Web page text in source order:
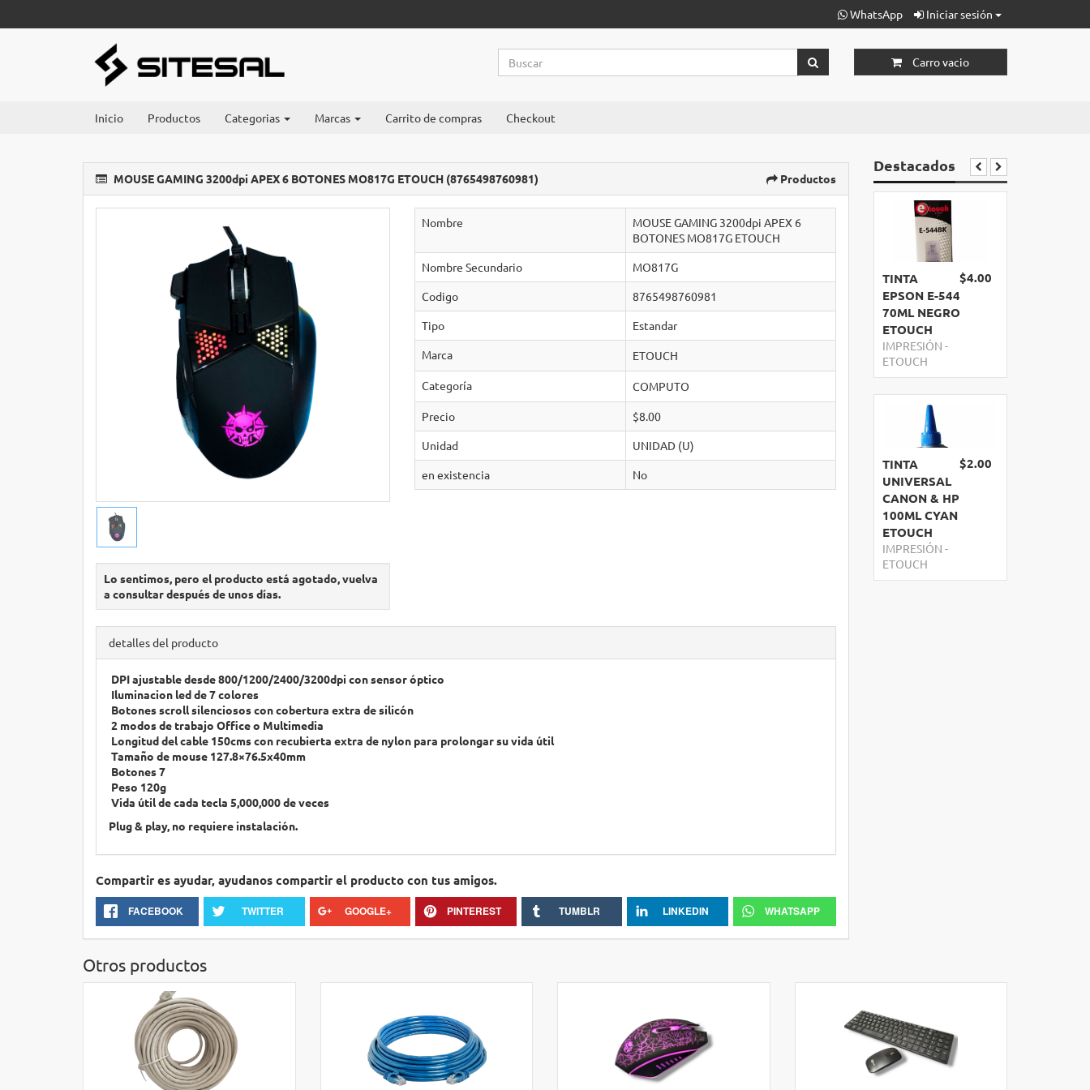
WhatsApp Iniciar sesión
Carro vacio
Inicio Productos Categorias Marcas Carrito de compras Checkout
MOUSE GAMING 3200dpi APEX 6 BOTONES MO817G ETOUCH (8765498760981) Productos
Lo sentimos, pero el producto está agotado, vuelva
a consultar después de unos días.
Nombre
MOUSE GAMING 3200dpi APEX 6
BOTONES MO817G ETOUCH
Nombre Secundario
MO817G
Codigo
8765498760981
Tipo
Estandar
Marca
ETOUCH
Categoría COMPUTO
Precio
$8.00
Unidad
UNIDAD (U)
en existencia
No
detalles del producto
DPI ajustable desde 800/1200/2400/3200dpi con sensor óptico
Iluminacion led de 7 colores
Botones scroll silenciosos con cobertura extra de silicón
2 modos de trabajo Office o Multimedia
Longitud del cable 150cms con recubierta extra de nylon para prolongar su vida útil
Tamaño de mouse 127.8×76.5x40mm
Botones 7
Peso 120g
Vida útil de cada tecla 5,000,000 de veces
Plug & play, no requiere instalación.
Compartir es ayudar, ayudanos compartir el producto con tus amigos.
FACEBOOK TWITTER GOOGLE+ PINTEREST TUMBLR LINKEDIN WHATSAPP
Destacados
$4.00
TINTA
EPSON E-544
70ML NEGRO
ETOUCH
IMPRESIÓN -
ETOUCH
$2.00
TINTA
UNIVERSAL
CANON & HP
100ML CYAN
ETOUCH
IMPRESIÓN -
ETOUCH
Otros productos